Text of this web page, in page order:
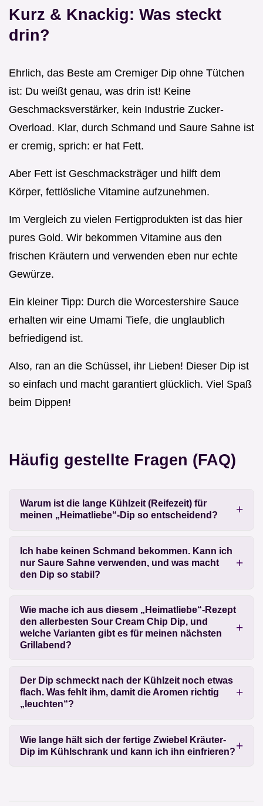
Kurz & Knackig: Was steckt
drin?
Ehrlich, das Beste am Cremiger Dip ohne Tütchen
ist: Du weißt genau, was drin ist! Keine
Geschmacksverstärker, kein Industrie Zucker-
Overload. Klar, durch Schmand und Saure Sahne ist
er cremig, sprich: er hat Fett.
Aber Fett ist Geschmacksträger und hilft dem
Körper, fettlösliche Vitamine aufzunehmen.
Im Vergleich zu vielen Fertigprodukten ist das hier
pures Gold. Wir bekommen Vitamine aus den
frischen Kräutern und verwenden eben nur echte
Gewürze.
Ein kleiner Tipp: Durch die Worcestershire Sauce
erhalten wir eine Umami Tiefe, die unglaublich
befriedigend ist.
Also, ran an die Schüssel, ihr Lieben! Dieser Dip ist
so einfach und macht garantiert glücklich. Viel Spaß
beim Dippen!
Häufig gestellte Fragen (FAQ)
Warum ist die lange Kühlzeit (Reifezeit) für
meinen „Heimatliebe“-Dip so entscheidend?
Ich habe keinen Schmand bekommen. Kann ich
nur Saure Sahne verwenden, und was macht
den Dip so stabil?
Wie mache ich aus diesem „Heimatliebe“-Rezept
den allerbesten Sour Cream Chip Dip, und
welche Varianten gibt es für meinen nächsten
Grillabend?
Der Dip schmeckt nach der Kühlzeit noch etwas
flach. Was fehlt ihm, damit die Aromen richtig
„leuchten“?
Wie lange hält sich der fertige Zwiebel Kräuter-
Dip im Kühlschrank und kann ich ihn einfrieren?